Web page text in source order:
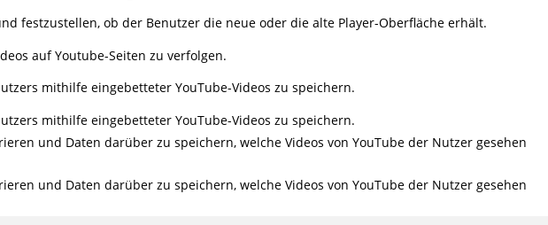
festzustellen, ob der Benutzer die neue oder die alte Player-Oberfläche erhält.
auf Youtube-Seiten zu verfolgen.
mithilfe eingebetteter YouTube-Videos zu speichern.
mithilfe eingebetteter YouTube-Videos zu speichern.
und Daten darüber zu speichern, welche Videos von YouTube der Nutzer gesehen
und Daten darüber zu speichern, welche Videos von YouTube der Nutzer gesehen